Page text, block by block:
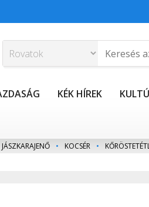
KÉK HÍREK
JÁSZKARAJENŐ • KOCSÉR •